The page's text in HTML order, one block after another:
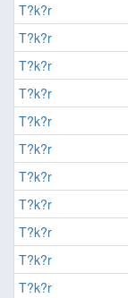
T?k?r
T?k?r
T?k?r
T?k?r
T?k?r
T?k?r
T?k?r
T?k?r
T?k?r
T?k?r
T?k?r